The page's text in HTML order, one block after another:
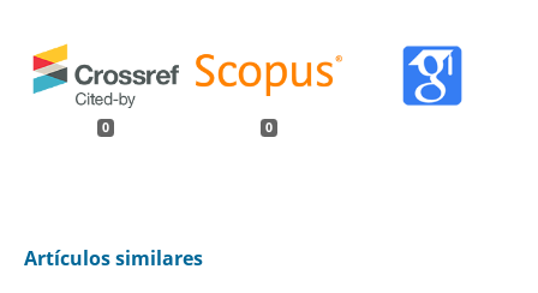
0 0
Artículos similares